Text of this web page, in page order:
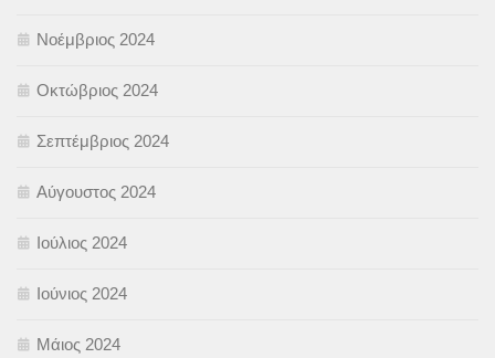
Νοέμβριος 2024
Οκτώβριος 2024
Σεπτέμβριος 2024
Αύγουστος 2024
Ιούλιος 2024
Ιούνιος 2024
Μάιος 2024